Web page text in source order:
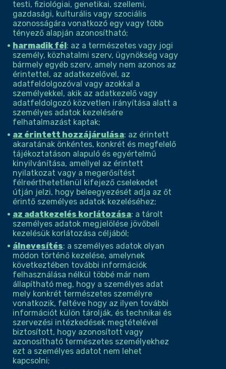
testi, fiziológiai, genetikai, szellemi,
gazdasági, kulturális vagy szociális
azonosságára vonatkozó egy vagy több
tényező alapján azonosítható;
harmadik fél: az a természetes vagy jogi
személy, közhatalmi szerv, ügynökség vagy
bármely egyéb szerv, amely nem azonos az
érintettel, az adatkezelővel, az
adatfeldolgozóval vagy azokkal a
személyekkel, akik az adatkezelő vagy
adatfeldolgozó közvetlen irányítása alatt a
személyes adatok kezelésére
felhatalmazást kaptak;
az érintett hozzájárulása: az érintett
akaratának önkéntes, konkrét és megfelelő
tájékoztatáson alapuló és egyértelmű
kinyilvánítása, amellyel az érintett
nyilatkozat vagy a megerősítést
félreérthetetlenül kifejező cselekedet
útján jelzi, hogy beleegyezését adja az őt
érintő személyes adatok kezeléséhez;
az adatkezelés korlátozása: a tárolt
személyes adatok megjelölése jövőbeli
kezelésük korlátozása céljából;
álnevesítés: a személyes adatok olyan
módon történő kezelése, amelynek
következtében további információk
felhasználása nélkül többé már nem
állapítható meg, hogy a személyes adat
mely konkrét természetes személyre
vonatkozik, feltéve hogy az ilyen további
információt külön tárolják, és technikai és
szervezési intézkedések megtételével
biztosított, hogy azonosított vagy
azonosítható természetes személyekhez
ezt a személyes adatot nem lehet
kapcsolni;